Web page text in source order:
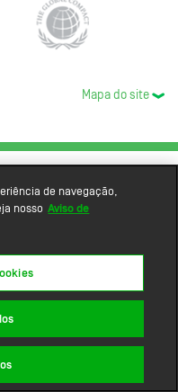
Mapa do site
de navegação,
nosso Aviso de